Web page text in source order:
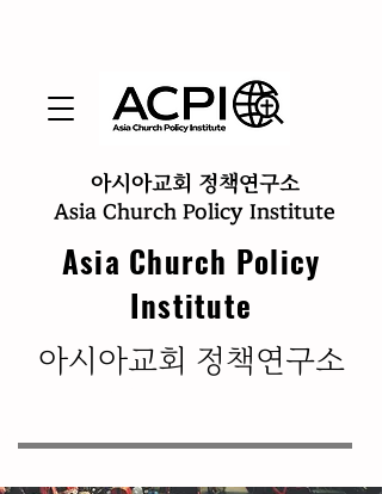
아시아교회 정책연구소
Asia Church Policy Institute
Asia Church Policy
Institute
​아시아교회 정책연구소